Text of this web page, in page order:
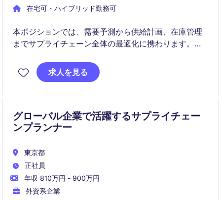
在宅可・ハイブリッド勤務可
本ポジションでは、需要予測から供給計画、在庫管理
までサプライチェーン全体の最適化に携わります。
国内外の関係者と連携しながら、安定供給とオペレー
ション改善を推進いただきます。
求人を見る
グローバル企業で活躍するサプライチェー
ンプランナー
東京都
正社員
年収 810万円 - 900万円
外資系企業